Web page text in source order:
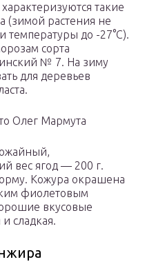
такие
(зимой растения не
температуры до -27°С).
сорта
№ 7. На зиму
для деревьев
Олег Мармута
вес ягод — 200 г.
Кожура окрашена
фиолетовым
вкусовые
сладкая.